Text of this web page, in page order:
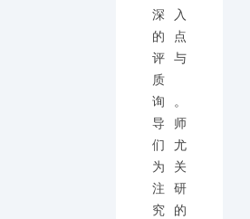
深入
的点
评与
质
询。
导师
们尤
为关
注研
究的